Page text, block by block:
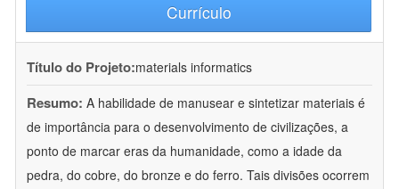
Currículo
Título do Projeto:materials informatics
Resumo: A habilidade de manusear e sintetizar materiais é
de importância para o desenvolvimento de civilizações, a
ponto de marcar eras da humanidade, como a idade da
pedra, do cobre, do bronze e do ferro. Tais divisões ocorrem